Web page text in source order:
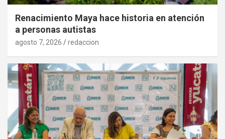
Renacimiento Maya hace historia en atención
a personas autistas
agosto 7, 2026 redaccion